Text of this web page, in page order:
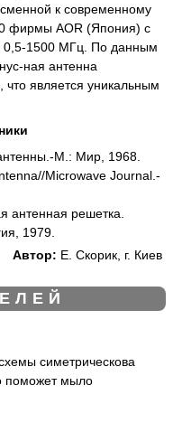
сменной к современному
фирмы AOR (Япония) с
0,5-1500 МГц. По данным
ная антенна
является уникальным
М.: Мир, 1968.
Microwave Journal.-
антенная решетка.
1979.
Автор: Е. Скорик, г. Киев
симетрическова
поможет мыло